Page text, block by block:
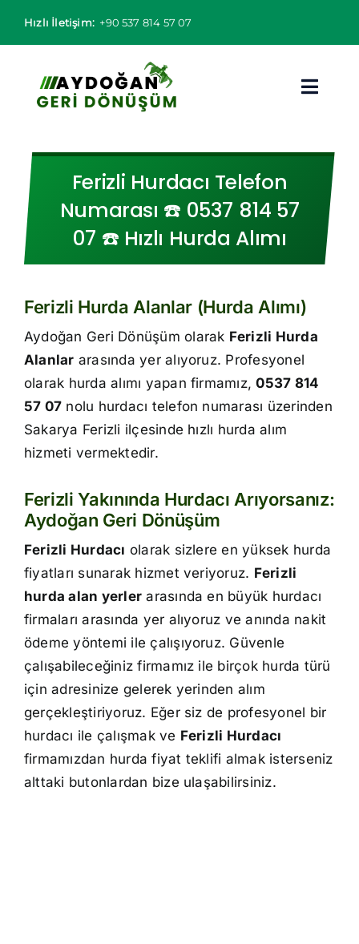
Hızlı İletişim: +90 537 814 57 07
Hurda Fiyatları
Hizmet Bölgeleri
Hakkımızda
İletişim
Ferizli Hurdacı Telefon
Numarası ☎️ 0537 814 57
07 ☎️ Hızlı Hurda Alımı
Ferizli Hurda Alanlar (Hurda Alımı)
Aydoğan Geri Dönüşüm olarak Ferizli Hurda
Alanlar arasında yer alıyoruz. Profesyonel
olarak hurda alımı yapan firmamız,0537 814
57 07 nolu hurdacı telefon numarası üzerinden
Sakarya Ferizli ilçesinde hızlı hurda alım
hizmeti vermektedir.
Ferizli Yakınında Hurdacı Arıyorsanız:
Aydoğan Geri Dönüşüm
Ferizli Hurdacı olarak sizlere en yüksek hurda
fiyatları sunarak hizmet veriyoruz. Ferizli
hurda alan yerler arasında en büyük hurdacı
firmaları arasında yer alıyoruz ve anında nakit
ödeme yöntemi ile çalışıyoruz. Güvenle
çalışabileceğiniz firmamız ile birçok hurda türü
için adresinize gelerek yerinden alım
gerçekleştiriyoruz. Eğer siz de profesyonel bir
hurdacı ile çalışmak ve Ferizli Hurdacı
firmamızdan hurda fiyat teklifi almak isterseniz
alttaki butonlardan bize ulaşabilirsiniz.